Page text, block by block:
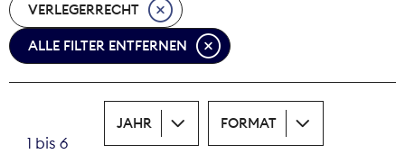
Nova Award
VERLEGERRECHT
ALLE FILTER ENTFERNEN
1 bis 6
JAHR FORMAT